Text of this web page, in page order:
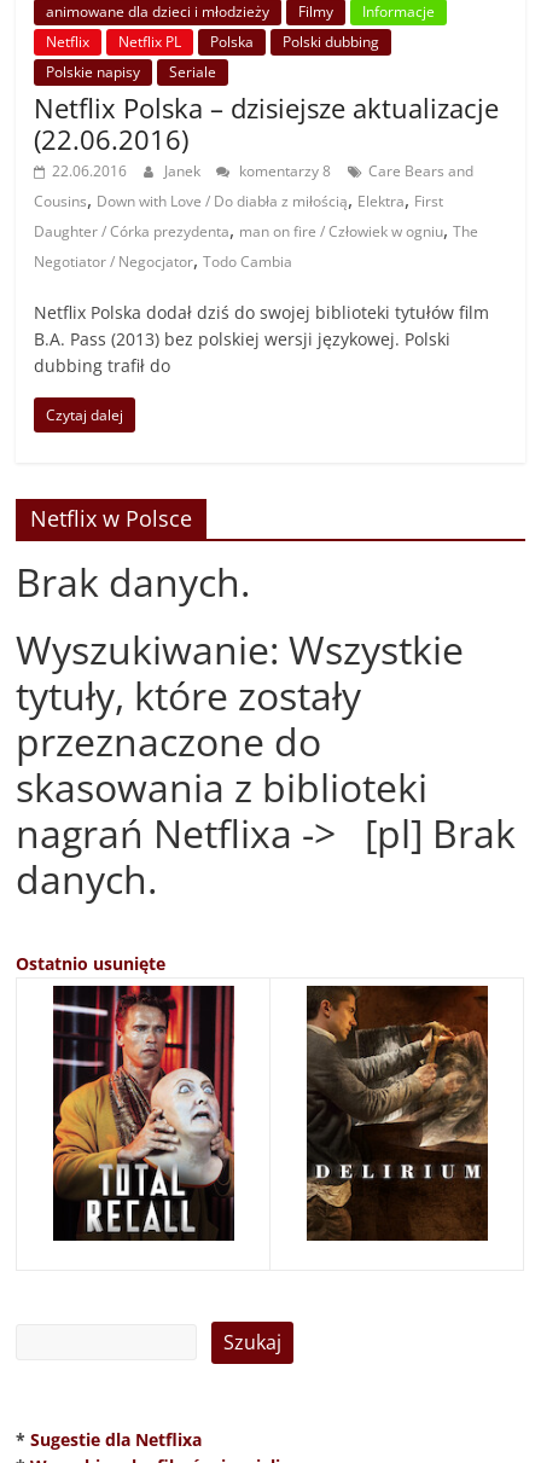
animowane dla dzieci i młodzieży Filmy
Informacje
Netflix
Netflix PL Polska
Polski dubbing
Polskie napisy
Seriale
Netflix Polska – dzisiejsze aktualizacje
(22.06.2016)
22.06.2016 Janek komentarzy 8
Care Bears and
Cousins, Down with Love / Do diabła z miłością, Elektra, First
Daughter / Córka prezydenta, man on fire / Człowiek w ogniu,The
Negotiator / Negocjator,Todo Cambia
Netflix Polska dodał dziś do swojej biblioteki tytułów film
B.A. Pass (2013) bez polskiej wersji językowej. Polski
dubbing trafił do
Czytaj dalej
Netflix w Polsce
Brak danych.
Wyszukiwanie: Wszystkie
tytuły, które zostały
przeznaczone do
skasowania z biblioteki
nagrań Netflixa -> [pl] Brak
danych.
Ostatnio usunięte
* Sugestie dla Netflixa